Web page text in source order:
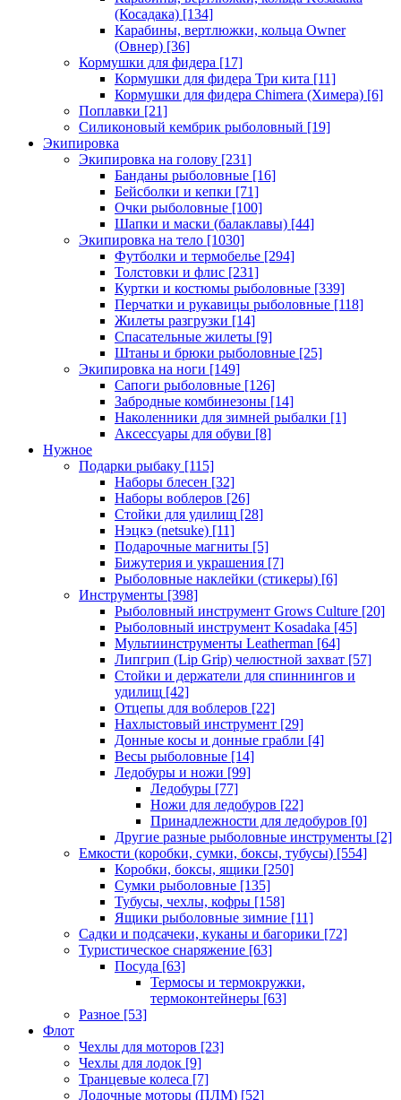
(Косадака) [134]
Карабины, вертлюжки, кольца Owner
(Овнер) [36]
Кормушки для фидера [17]
Кормушки для фидера Три кита [11]
Кормушки для фидера Chimera (Химера) [6]
Поплавки [21]
Силиконовый кембрик рыболовный [19]
Экипировка
Экипировка на голову [231]
Банданы рыболовные [16]
Бейсболки и кепки [71]
Очки рыболовные [100]
Шапки и маски (балаклавы) [44]
Экипировка на тело [1030]
Футболки и термобелье [294]
Толстовки и флис [231]
Куртки и костюмы рыболовные [339]
Перчатки и рукавицы рыболовные [118]
Жилеты разгрузки [14]
Спасательные жилеты [9]
Штаны и брюки рыболовные [25]
Экипировка на ноги [149]
Сапоги рыболовные [126]
Забродные комбинезоны [14]
Наколенники для зимней рыбалки [1]
Аксессуары для обуви [8]
Нужное
Подарки рыбаку [115]
Наборы блесен [32]
Наборы воблеров [26]
Стойки для удилищ [28]
Нэцкэ (netsuke) [11]
Подарочные магниты [5]
Бижутерия и украшения [7]
Рыболовные наклейки (стикеры) [6]
Инструменты [398]
Рыболовный инструмент Grows Culture [20]
Рыболовный инструмент Kosadaka [45]
Мультиинструменты Leatherman [64]
Липгрип (Lip Grip) челюстной захват [57]
Стойки и держатели для спиннингов и
удилищ [42]
Отцепы для воблеров [22]
Нахлыстовый инструмент [29]
Донные косы и донные грабли [4]
Весы рыболовные [14]
Ледобуры и ножи [99]
Ледобуры [77]
Ножи для ледобуров [22]
Принадлежности для ледобуров [0]
Другие разные рыболовные инструменты [2]
Емкости (коробки, сумки, боксы, тубусы) [554]
Коробки, боксы, ящики [250]
Сумки рыболовные [135]
Тубусы, чехлы, кофры [158]
Ящики рыболовные зимние [11]
Садки и подсачеки, куканы и багорики [72]
Туристическое снаряжение [63]
Посуда [63]
Термосы и термокружки,
термоконтейнеры [63]
Разное [53]
Флот
Чехлы для моторов [23]
Чехлы для лодок [9]
Транцевые колеса [7]
Лодочные моторы (ПЛМ) [52]